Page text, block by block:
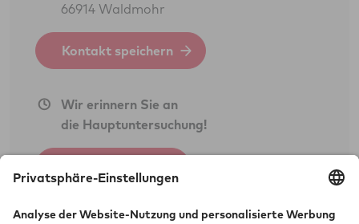
66914 Waldmohr
Kontakt speichern
Wir erinnern Sie an
die Hauptuntersuchung!